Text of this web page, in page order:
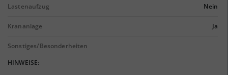
Lastenaufzug Nein
Krananlage Ja
Sonstiges/Besonderheiten
HINWEISE: